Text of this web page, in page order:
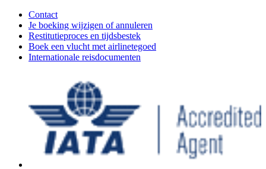
Contact
Je boeking wijzigen of annuleren
Restitutieproces en tijdsbestek
Boek een vlucht met airlinetegoed
Internationale reisdocumenten